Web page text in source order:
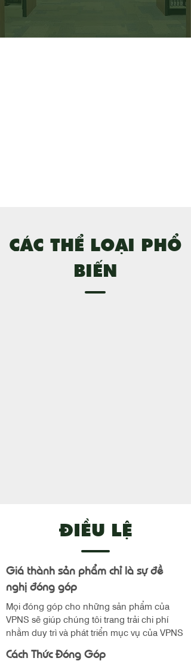
CÁC THỂ LOẠI PHỔ
BIẾN
​ĐIỀU LỆ
Giá thành sản phẩm chỉ là sự đề
nghị đóng góp
Mọi đóng góp cho những sản phẩm của
VPNS sẽ giúp chúng tôi trang trải chi phí
nhằm duy trì và phát triển mục vụ của VPNS
Cách Thức Đóng Góp